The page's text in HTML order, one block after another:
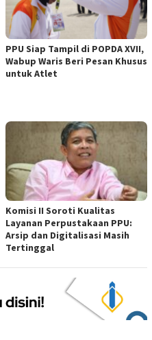
PPU Siap Tampil di POPDA XVII,
Wabup Waris Beri Pesan Khusus
untuk Atlet
Komisi II Soroti Kualitas
Layanan Perpustakaan PPU:
Arsip dan Digitalisasi Masih
Tertinggal